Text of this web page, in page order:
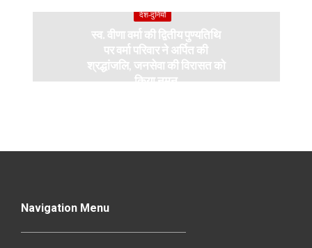
देश-दुनियाँ
स्व. वीणा वर्मा की द्वितीय पुण्यतिथि
पर वर्मा परिवार ने अर्पित की
श्रद्धांजलि, जनसेवा की विरासत को
किया नमन
Navigation Menu